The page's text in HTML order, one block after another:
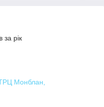
за рік
Монблан,